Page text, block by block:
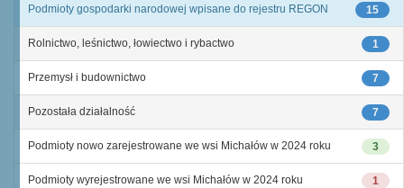
15
Podmioty gospodarki narodowej wpisane do rejestru REGON
1
Rolnictwo, leśnictwo, łowiectwo i rybactwo
7
Przemysł i budownictwo
7
Pozostała działalność
3
Podmioty nowo zarejestrowane we wsi Michałów w 2024 roku
1
Podmioty wyrejestrowane we wsi Michałów w 2024 roku